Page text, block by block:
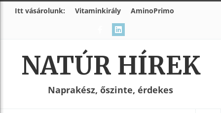
Itt vásárolunk: Vitaminkirály AminoPrimo
NATÚR HÍREK
Naprakész, őszinte, érdekes